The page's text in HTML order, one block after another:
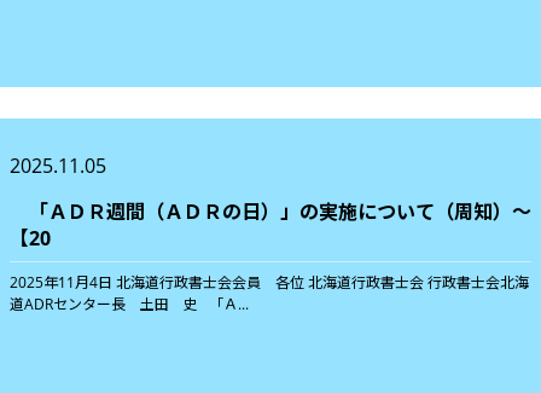
2025.11.05
「ＡＤＲ週間（ＡＤＲの日）」の実施について（周知）〜
【20
2025年11月4日 北海道行政書士会会員 各位 北海道行政書士会 行政書士会北海
道ADRセンター長 土田 史 「Ａ...